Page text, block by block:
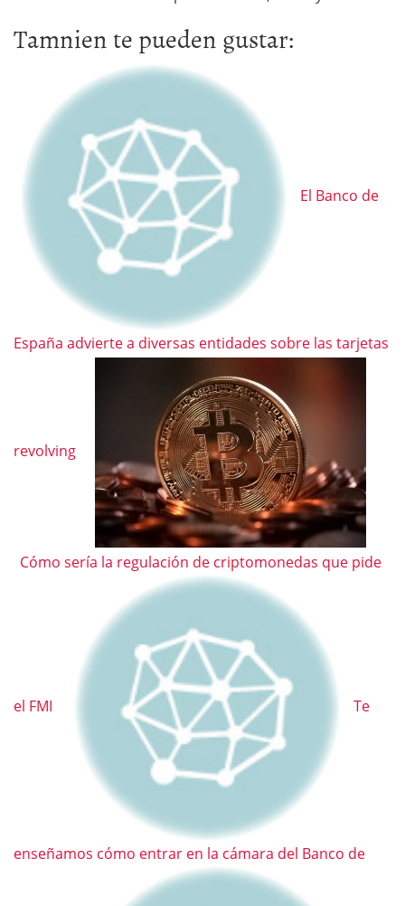
Tamnien te pueden gustar:
El Banco de
España advierte a diversas entidades sobre las tarjetas
revolving
Cómo sería la regulación de criptomonedas que pide
el FMI Te
enseñamos cómo entrar en la cámara del Banco de